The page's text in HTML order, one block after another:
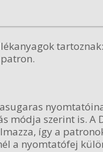
módja szerint is.
így a
a nyomtatófej